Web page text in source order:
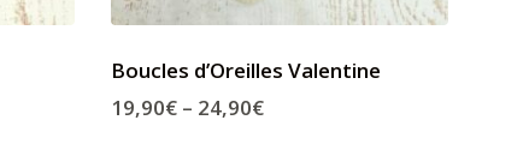
Boucles d’Oreilles Valentine
19,90€– 24,90€